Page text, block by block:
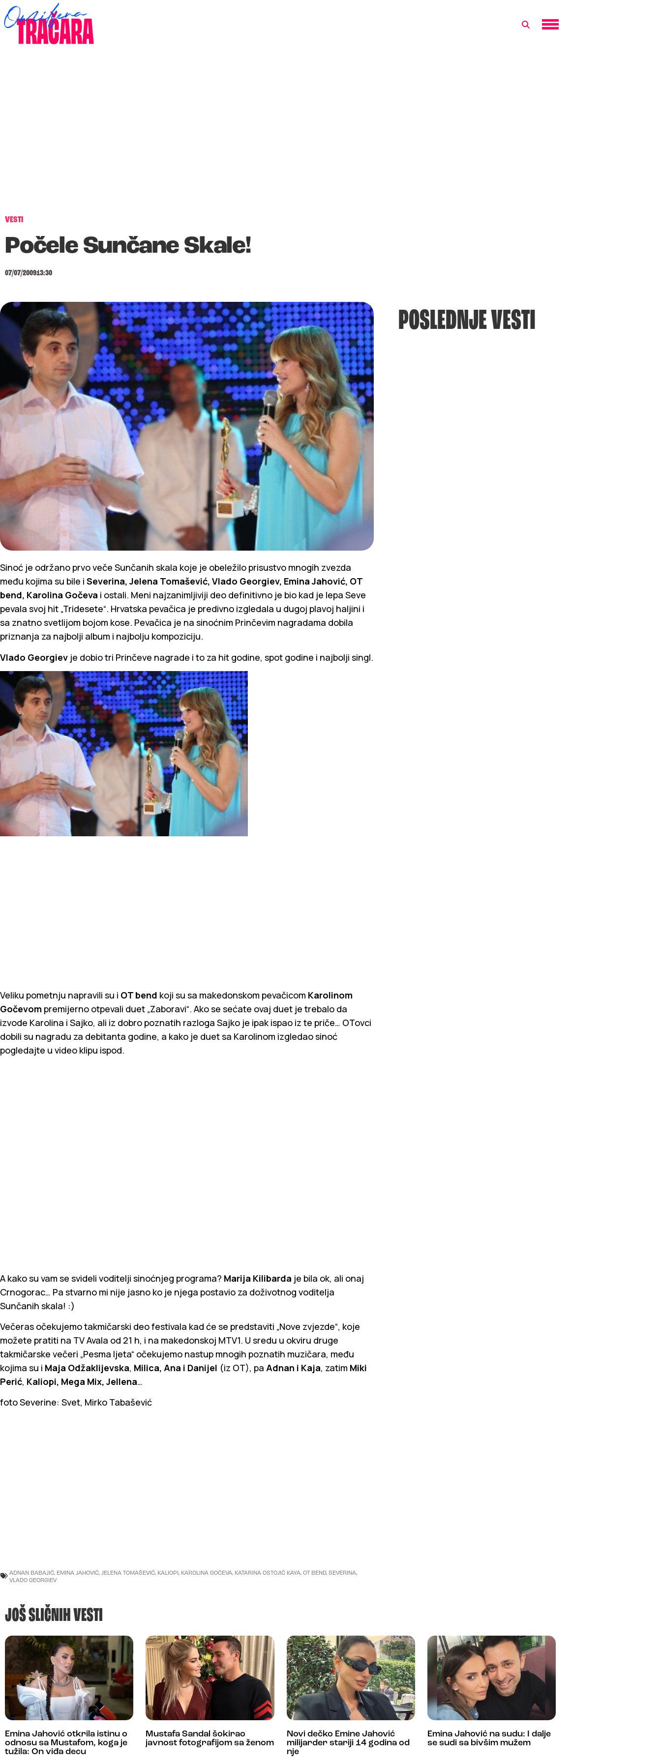
VESTI
Počele Sunčane Skale!
07/07/200913:30
Sinoć je održano prvo veče Sunčanih skala koje je obeležilo prisustvo mnogih zvezda
među kojima su bile i Severina, Jelena Tomašević, Vlado Georgiev, Emina Jahović, OT
bend, Karolina Gočeva i ostali. Meni najzanimljiviji deo definitivno je bio kad je lepa Seve
pevala svoj hit „Tridesete“. Hrvatska pevačica je predivno izgledala u dugoj plavoj haljini i
sa znatno svetlijom bojom kose. Pevačica je na sinoćnim Prinčevim nagradama dobila
priznanja za najbolji album i najbolju kompoziciju.
Vlado Georgiev je dobio tri Prinčeve nagrade i to za hit godine, spot godine i najbolji singl.
Veliku pometnju napravili su i OT bend koji su sa makedonskom pevačicom Karolinom
Gočevom premijerno otpevali duet „Zaboravi“. Ako se sećate ovaj duet je trebalo da
izvode Karolina i Sajko, ali iz dobro poznatih razloga Sajko je ipak ispao iz te priče… OTovci
dobili su nagradu za debitanta godine, a kako je duet sa Karolinom izgledao sinoć
pogledajte u video klipu ispod.
A kako su vam se svideli voditelji sinoćnjeg programa? Marija Kilibarda je bila ok, ali onaj
Crnogorac… Pa stvarno mi nije jasno ko je njega postavio za doživotnog voditelja
Sunčanih skala! :)
Večeras očekujemo takmičarski deo festivala kad će se predstaviti „Nove zvjezde“, koje
možete pratiti na TV Avala od 21 h, i na makedonskoj MTV1. U sredu u okviru druge
takmičarske večeri „Pesma ljeta“ očekujemo nastup mnogih poznatih muzičara, među
kojima su i Maja Odžaklijevska, Milica, Ana i Danijel (iz OT), pa Adnan i Kaja, zatim Miki
Perić, Kaliopi, Mega Mix, Jellena…
foto Severine: Svet, Mirko Tabašević
ADNAN BABAJIĆ, EMINA JAHOVIĆ, JELENA TOMAŠEVIĆ, KALIOPI, KAROLINA GOČEVA, KATARINA OSTOJIĆ KAYA, OT BEND, SEVERINA,
VLADO GEORGIEV
POSLEDNJE VESTI
JOŠ SLIČNIH VESTI
Emina Jahović otkrila istinu o
odnosu sa Mustafom, koga je
tužila: On viđa decu
Mustafa Sandal šokirao
javnost fotografijom sa ženom
Novi dečko Emine Jahović
milijarder stariji 14 godina od
nje
Emina Jahović na sudu: I dalje
se sudi sa bivšim mužem